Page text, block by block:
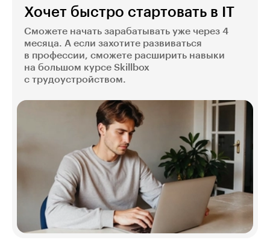
Хочет быстро стартовать в IT
Сможете начать зарабатывать уже через 4
месяца. А если захотите развиваться
в профессии, сможете расширить навыки
на большом курсе Skillbox
с трудоустройством.